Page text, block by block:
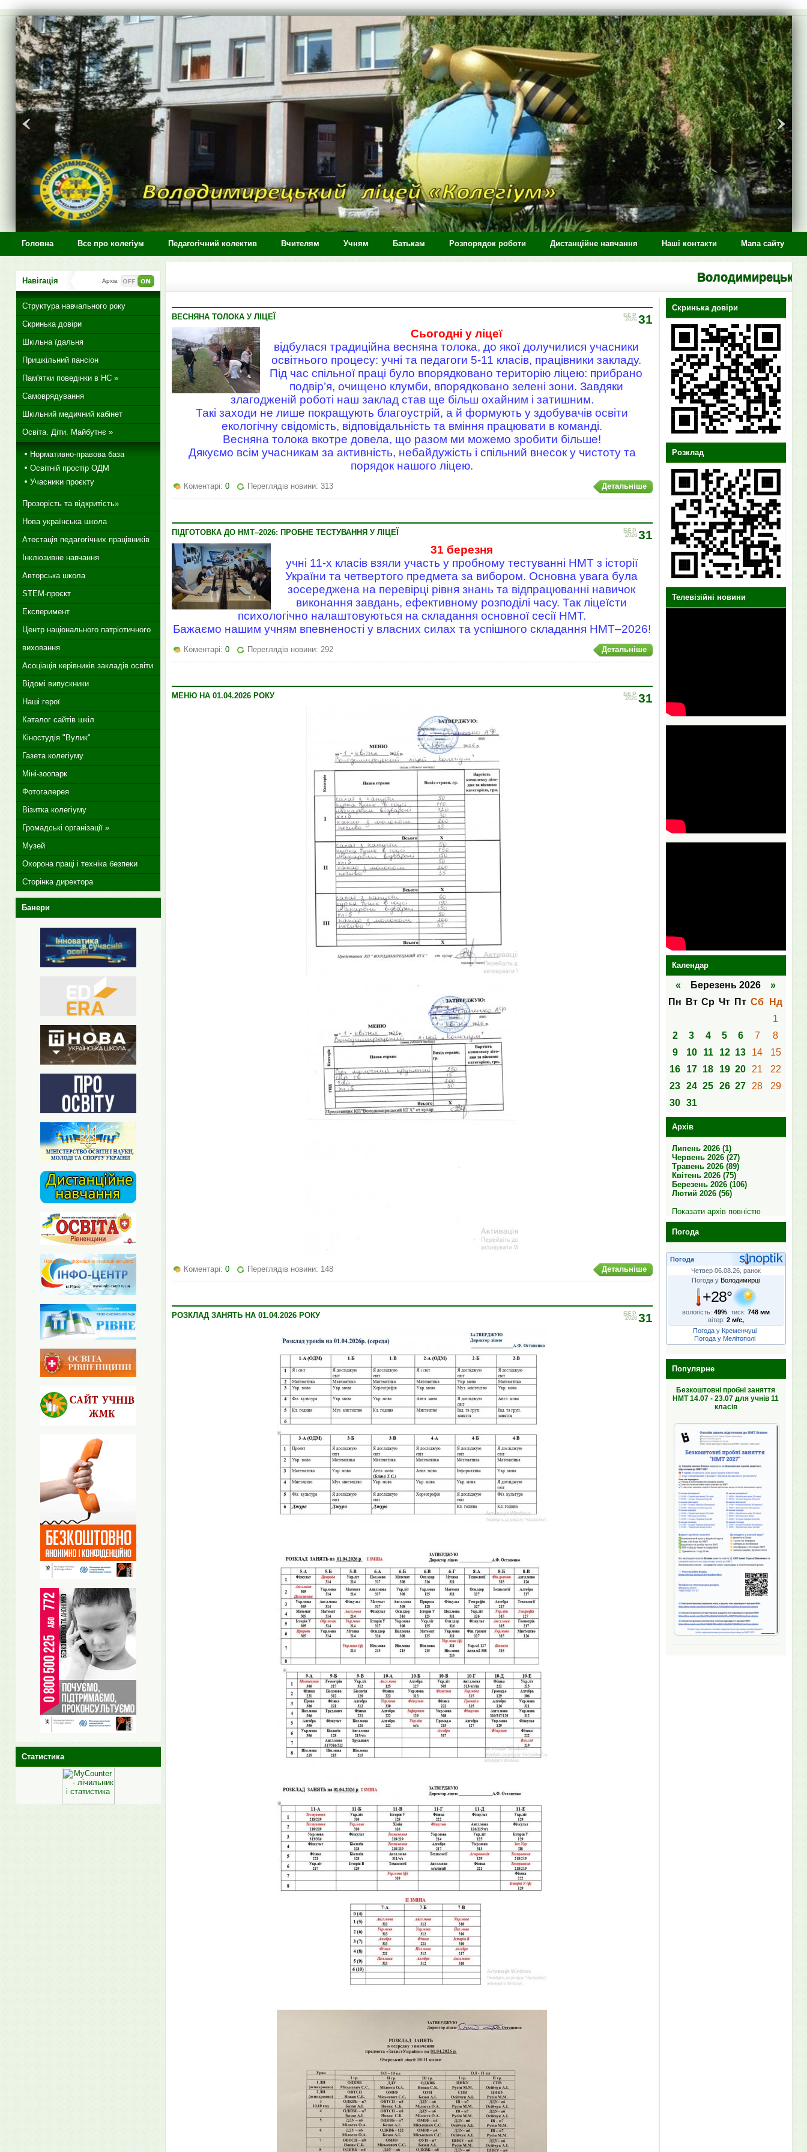
>
Головна Все про колегіум Педагогічний колектив Вчителям Учням Батькам Розпорядок роботи Дистанційне навчання Наші контакти Мапа сайту
Володимирецький ліцей
31
БЕР
2026
ВЕСНЯНА ТОЛОКА У ЛІЦЕЇ
Сьогодні у ліцеї
відбулася традиційна весняна толока, до якої долучилися учасники
освітнього процесу: учні та педагоги 5-11 класів, працівники закладу.
Під час спільної праці було впорядковано територію ліцею: прибрано
подвір’я, очищено клумби, впорядковано зелені зони. Завдяки
злагодженій роботі наш заклад став ще більш охайним і затишним.
Такі заходи не лише покращують благоустрій, а й формують у здобувачів освіти
екологічну свідомість, відповідальність та вміння працювати в команді.
Весняна толока вкотре довела, що разом ми можемо зробити більше!
Дякуємо всім учасникам за активність, небайдужість і спільний внесок у чистоту та
порядок нашого ліцею.
Детальніше
Коментарі: 0 Переглядів новини: 313
31
БЕР
2026
ПІДГОТОВКА ДО НМТ–2026: ПРОБНЕ ТЕСТУВАННЯ У ЛІЦЕЇ
31 березня
учні 11-х класів взяли участь у пробному тестуванні НМТ з історії
України та четвертого предмета за вибором. Основна увага була
зосереджена на перевірці рівня знань та відпрацюванні навичок
виконання завдань, ефективному розподілі часу. Так ліцеїсти
психологічно налаштовуються на складання основної сесії НМТ.
Бажаємо нашим учням впевненості у власних силах та успішного складання НМТ–2026!
Детальніше
Коментарі: 0 Переглядів новини: 292
31
БЕР
2026
МЕНЮ НА 01.04.2026 РОКУ
Детальніше
Коментарі: 0 Переглядів новини: 148
31
БЕР
2026
РОЗКЛАД ЗАНЯТЬ НА 01.04.2026 РОКУ
Скринька довіри
Розклад
Телевізійні новини
Календар
« Березень 2026 »
Пн
Вт Ср Чт Пт Сб
Нд
1
2
3 4 5 6 7
8
9
10 11 12 13 14
15
16
17 18 19 20 21
22
23 24 25 26 27 28
29
30 31
Архів
Липень 2026 (1)
Червень 2026 (27)
Травень 2026 (89)
Квітень 2026 (75)
Березень 2026 (106)
Лютий 2026 (56)
Показати архів повністю
Погода
Погода
Четвер 06.08.26, ранок
Погода у Володимирці
+28°
вологість: 49% тиск: 748 мм
вітер: 2 м/с,
Погода у Кременчуці
Погода у Мелітополі
Популярне
Безкоштовні пробні заняття
НМТ 14.07 - 23.07 для учнів 11
класів
Навігація Архів:
Структура навчального року
Скринька довіри
Шкільна їдальня
Пришкільний пансіон
Пам'ятки поведінки в НС »
Самоврядування
Шкільний медичний кабінет
Освіта. Діти. Майбутнє »
Нормативно-правова база
Освітній простір ОДМ
Учасники проєкту
Прозорість та відкритість»
Нова українська школа
Атестація педагогічних працівників
Інклюзивне навчання
Авторська школа
STEM-проєкт
Експеримент
Центр національного патріотичного
виховання
Асоціація керівників закладів освіти
Відомі випускники
Наші герої
Каталог сайтів шкіл
Кіностудія "Вулик"
Газета колегіуму
Міні-зоопарк
Фотогалерея
Візитка колегіуму
Громадські організації »
Музей
Охорона праці і техніка безпеки
Сторінка директора
Банери
Статистика